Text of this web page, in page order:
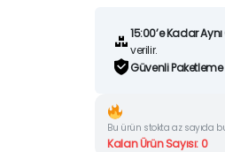
15:00’e Kadar
verilir.
Güvenli Paketleme
Bu ürün stokta az sayıda
Kalan Ürün Sayısı: 0